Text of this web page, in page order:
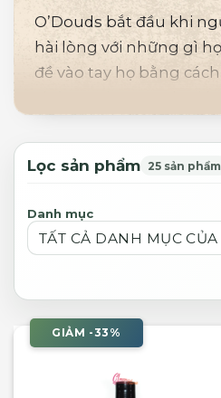
O’Douds bắt đầu khi
hài lòng với những gì
đề vào tay họ bằng
chóng với sứ mệnh
Lọc sản phẩm 25 sản phẩm
Danh mục
TẤT CẢ DANH MỤC CỦA
GIẢM -33%